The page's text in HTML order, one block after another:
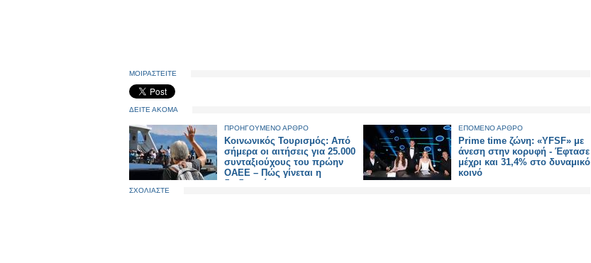
ΜΟΙΡΑΣΤΕΙΤΕ
ΔΕΙΤΕ ΑΚΟΜΑ
ΠΡΟΗΓΟΥΜΕΝΟ ΑΡΘΡΟ
Κοινωνικός Τουρισμός: Aπό
σήμερα οι αιτήσεις για 25.000
συνταξιούχους του πρώην
ΟΑΕΕ – Πώς γίνεται η
διαδικασί
ΕΠΟΜΕΝΟ ΑΡΘΡΟ
Prime time ζώνη: «YFSF» με
άνεση στην κορυφή - Έφτασε
μέχρι και 31,4% στο δυναμικό
κοινό
ΣΧΟΛΙΑΣΤΕ